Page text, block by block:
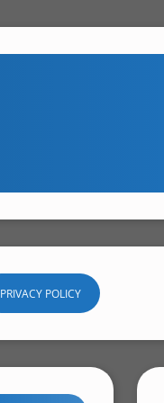
PRIVACY POLICY